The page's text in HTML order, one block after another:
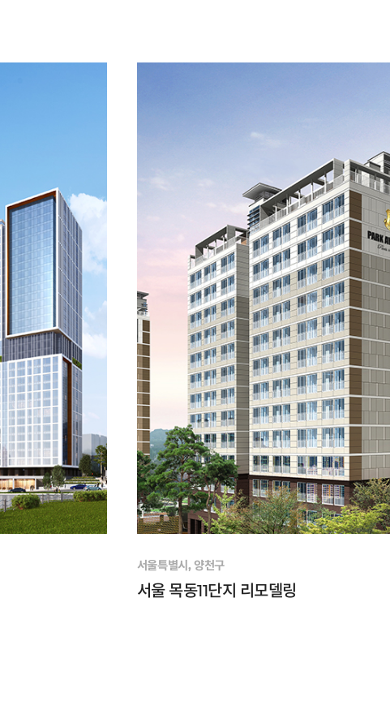
서울특별시, 양천구
서울 목동11단지 리모델링